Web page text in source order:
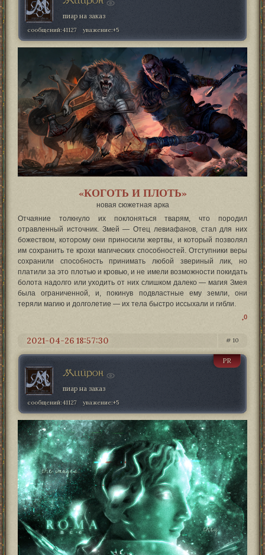
пиар на заказ
сообщений:41127 уважение:+5
«КОГОТЬ И ПЛОТЬ»
новая сюжетная арка
Отчаяние толкнуло их поклоняться тварям, что породил
отравленный источник. Змей — Отец левиафанов, стал для них
божеством, которому они приносили жертвы, и который позволял
им сохранить те крохи магических способностей. Отступники веры
сохранили способность принимать любой звериный лик, но
платили за это плотью и кровью, и не имели возможности покидать
болота надолго или уходить от них слишком далеко — магия Змея
была ограниченной, и, покинув подвластные ему земли, они
теряли магию и долголетие — их тела быстро иссыхали и гибли.
0
10
2021-04-26 18:57:30
Мийрон
PR
пиар на заказ
сообщений:41127 уважение:+5